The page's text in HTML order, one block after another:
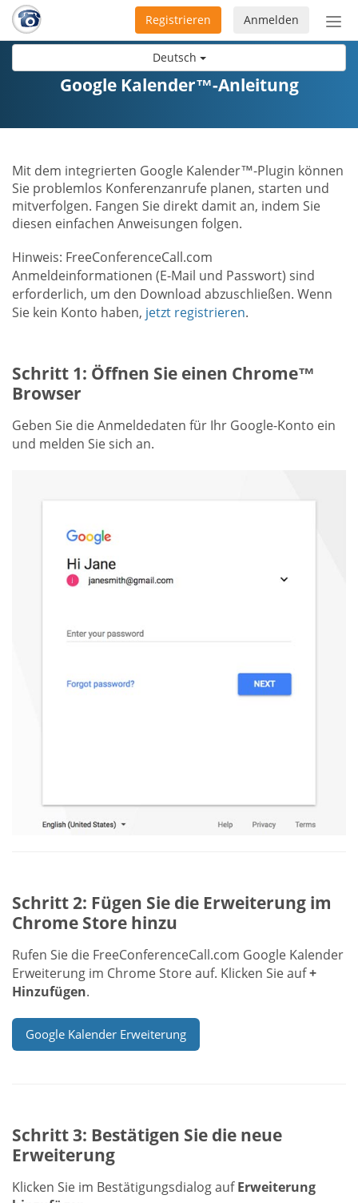
Deutsch
Anmelden
Registrieren
Google Kalender™-Anleitung
Mit dem integrierten Google Kalender™-Plugin können
Sie problemlos Konferenzanrufe planen, starten und
mitverfolgen. Fangen Sie direkt damit an, indem Sie
diesen einfachen Anweisungen folgen.
Hinweis: FreeConferenceCall.com
Anmeldeinformationen (E-Mail und Passwort) sind
erforderlich, um den Download abzuschließen. Wenn
Sie kein Konto haben, jetzt registrieren.
Schritt 1: Öffnen Sie einen Chrome™
Browser
Geben Sie die Anmeldedaten für Ihr Google-Konto ein
und melden Sie sich an.
Schritt 2: Fügen Sie die Erweiterung im
Chrome Store hinzu
Rufen Sie die FreeConferenceCall.com Google Kalender
Erweiterung im Chrome Store auf. Klicken Sie auf+
Hinzufügen.
Google Kalender Erweiterung
Schritt 3: Bestätigen Sie die neue
Erweiterung
Klicken Sie im Bestätigungsdialog aufErweiterung